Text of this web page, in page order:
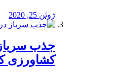
ژوئن 25, 2020
جذب
کشاورزی